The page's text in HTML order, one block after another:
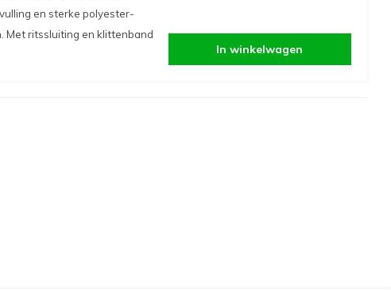
en sterke polyester-
Met ritssluiting en klittenband
In winkelwagen